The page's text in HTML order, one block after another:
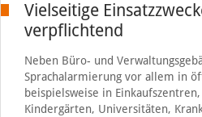
Vielseitige
verpflichtend
Neben Büro- und
Sprachalarmierung vor allem in
beispielsweise in
Kindergärten, Universitäten,